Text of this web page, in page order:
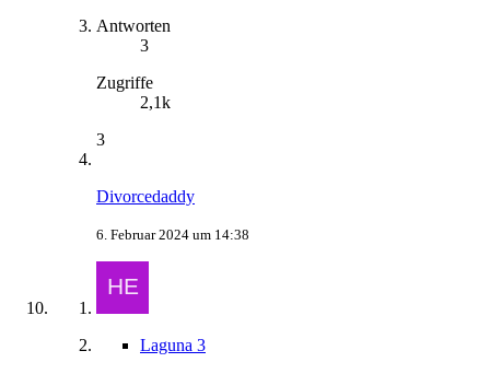
Antworten
3
Zugriffe
2,1k
3
Divorcedaddy
6. Februar 2024 um 14:38
Laguna 3